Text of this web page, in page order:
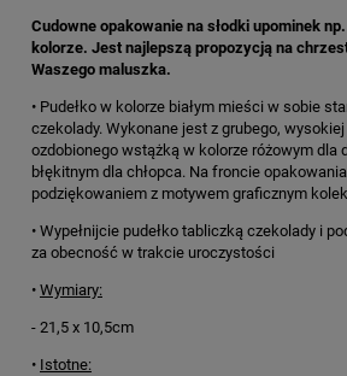
Cudowne opakowanie na słodki upominek
kolorze. Jest najlepszą propozycją na
Waszego maluszka.
• Pudełko w kolorze białym mieści w sobie
czekolady. Wykonane jest z grubego,
ozdobionego wstążką w kolorze różowym dla
błękitnym dla chłopca. Na froncie
podziękowaniem z motywem graficznym
• Wypełnijcie pudełko tabliczką czekolady i
za obecność w trakcie uroczystości
• Wymiary:
- 21,5 x 10,5cm
• Istotne: